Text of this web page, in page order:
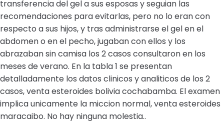
transferencia del gel a sus esposas y seguian las
recomendaciones para evitarlas, pero no lo eran con
respecto a sus hijos, y tras administrarse el gel en el
abdomen o en el pecho, jugaban con ellos y los
abrazaban sin camisa los 2 casos consultaron en los
meses de verano. En la tabla 1 se presentan
detalladamente los datos clinicos y analiticos de los 2
casos, venta esteroides bolivia cochabamba. El examen
implica unicamente la miccion normal, venta esteroides
maracaibo. No hay ninguna molestia..